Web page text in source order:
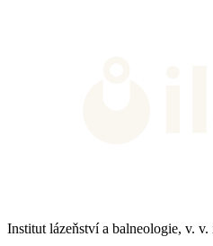
Institut lázeňství a balneologie, v. v.